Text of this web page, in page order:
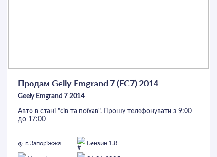
Продам Gelly Emgrand 7 (EC7) 2014
Geely Emgrand 7 2014
Авто в стані "сів та поїхав". Прошу телефонувати з 9:00
до 17:00
г. Запоріжжя Бензин 1.8